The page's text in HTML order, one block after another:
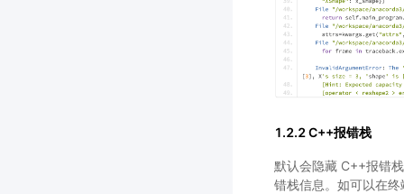
1.2.2 C++报错栈
默认会隐藏 C++报错
错栈信息。如可以在终